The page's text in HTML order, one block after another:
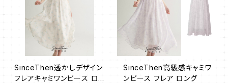
SinceThen透かしデザイン
フレアキャミワンピース ロ
SinceThen高級感キャミワ
ンピース フレア ロング